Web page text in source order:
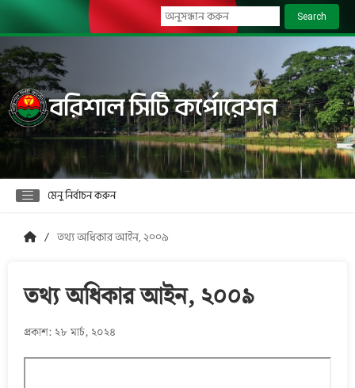
Search
বরিশাল সিটি কর্পোরেশন
মেনু নির্বাচন করুন
তথ্য অধিকার আইন, ২০০৯
তথ্য অধিকার আইন, ২০০৯
প্রকাশ: ২৮ মার্চ, ২০২৪